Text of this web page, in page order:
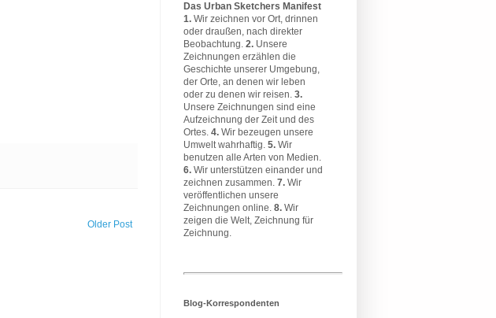
Older Post
Das Urban Sketchers Manifest
1. Wir zeichnen vor Ort, drinnen
oder draußen, nach direkter
Beobachtung. 2. Unsere
Zeichnungen erzählen die
Geschichte unserer Umgebung,
der Orte, an denen wir leben
oder zu denen wir reisen. 3.
Unsere Zeichnungen sind eine
Aufzeichnung der Zeit und des
Ortes. 4. Wir bezeugen unsere
Umwelt wahrhaftig. 5. Wir
benutzen alle Arten von Medien.
6. Wir unterstützen einander und
zeichnen zusammen. 7. Wir
veröffentlichen unsere
Zeichnungen online. 8. Wir
zeigen die Welt, Zeichnung für
Zeichnung.
Blog-Korrespondenten